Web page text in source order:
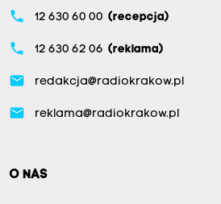
phone 12 630 60 00 (recepcja)
phone 12 630 62 06 (reklama)
email redakcja@radiokrakow.pl
email reklama@radiokrakow.pl
O NAS